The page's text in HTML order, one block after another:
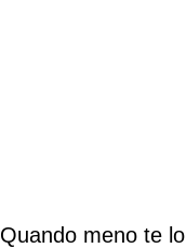
Quando meno te lo